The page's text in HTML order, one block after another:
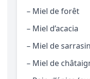
– Miel de forêt
– Miel d’acacia
– Miel de
– Miel de